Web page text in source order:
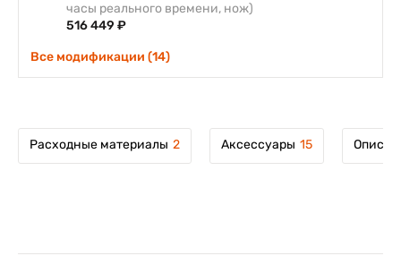
часы реального времени, нож)
516 449 ₽
Все модификации (14)
Расходные материалы 2 Аксессуары 15